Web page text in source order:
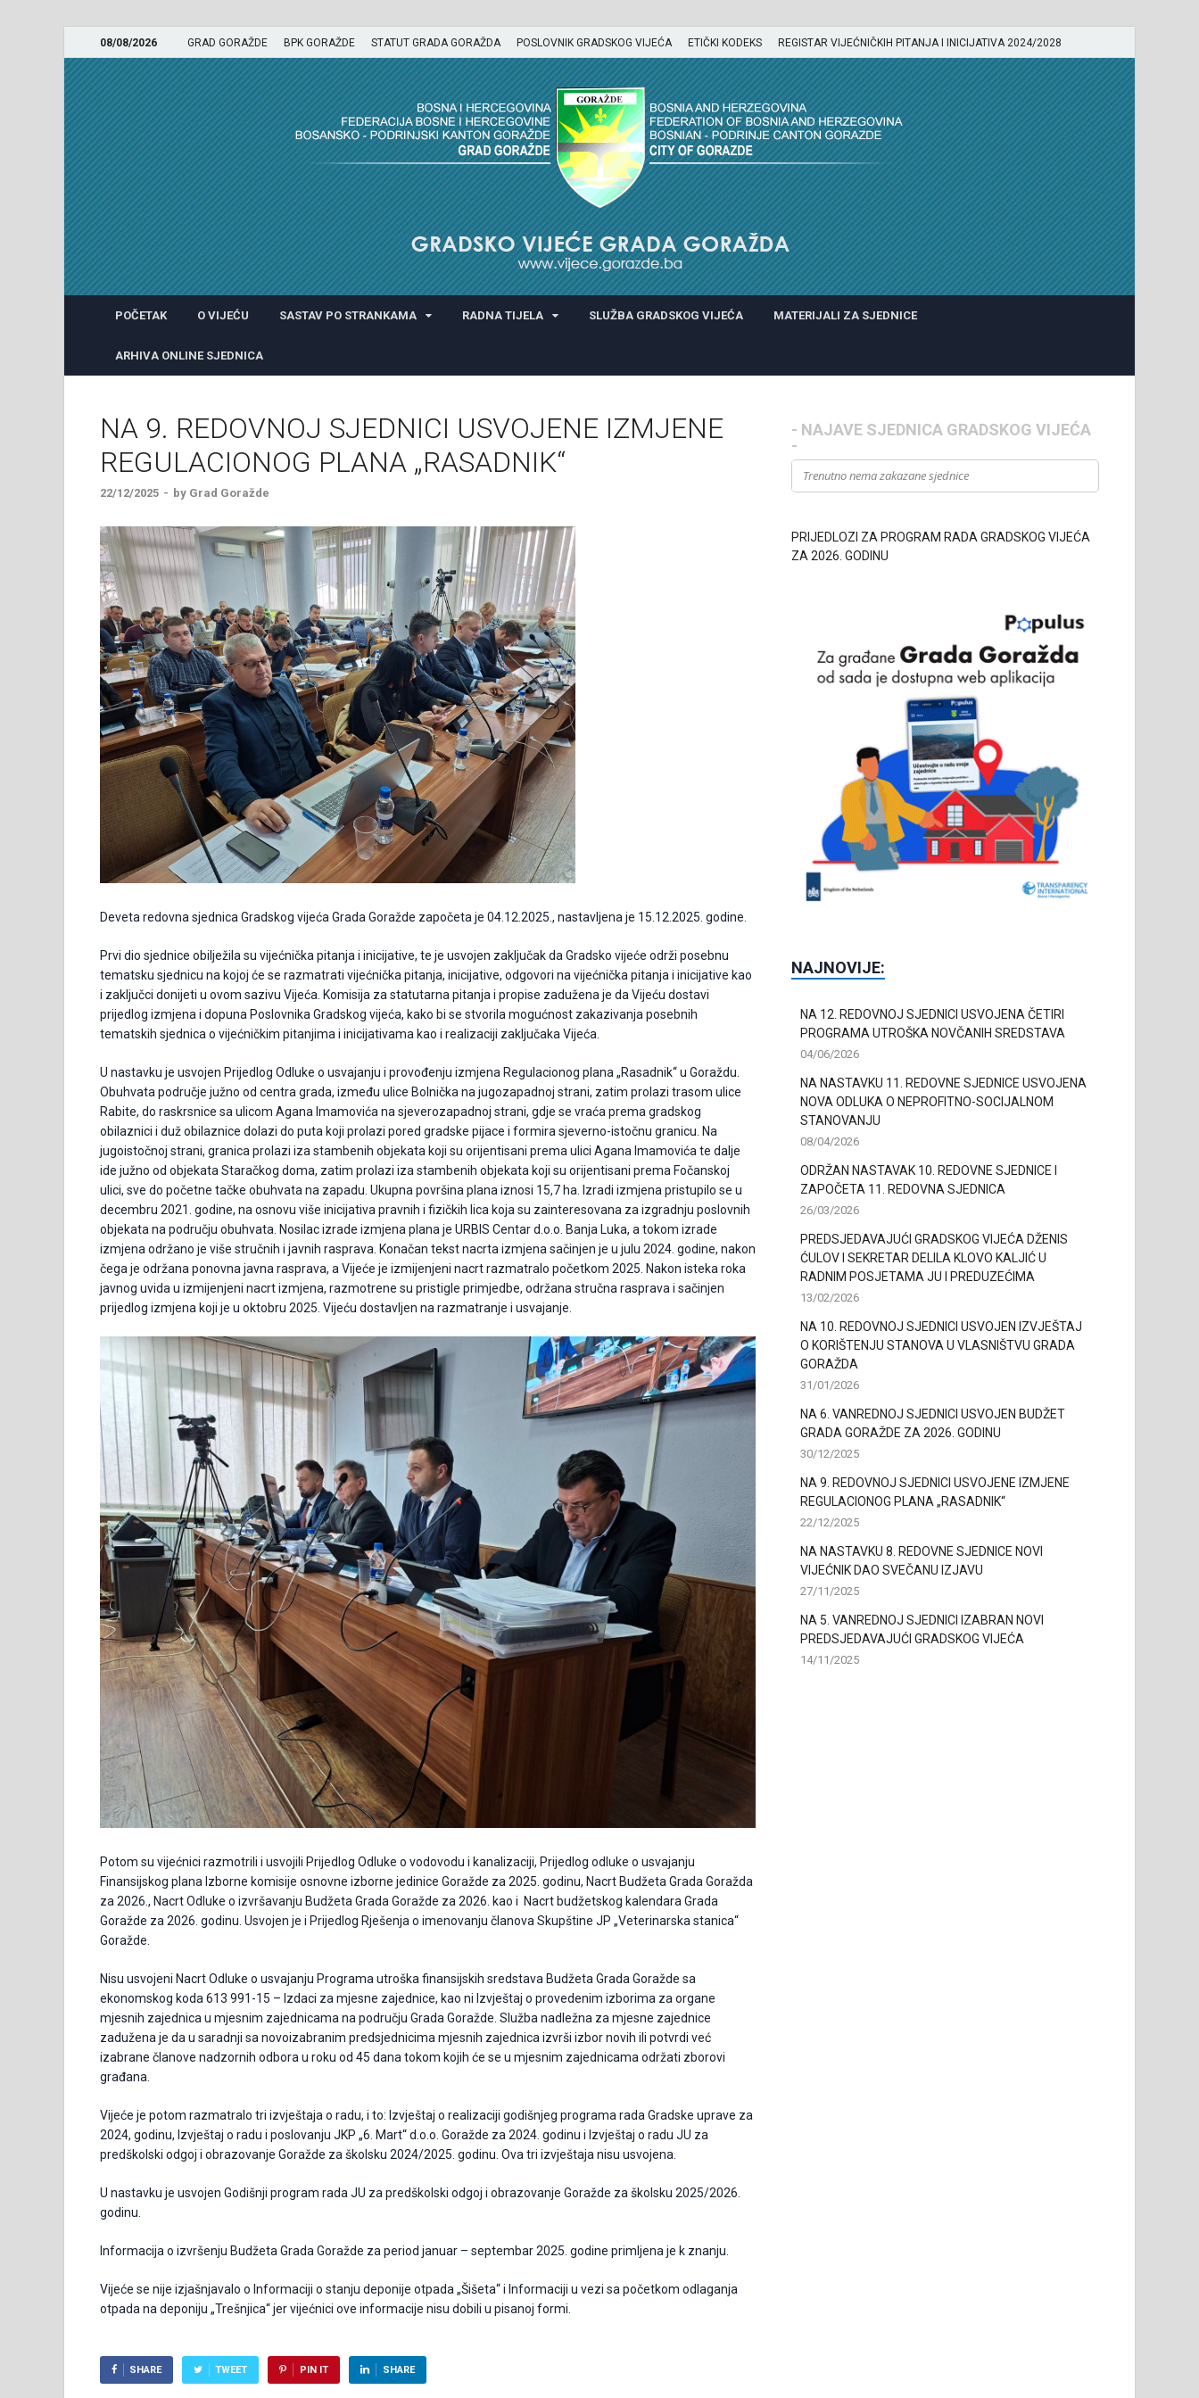
08/08/2026 GRAD GORAŽDE BPK GORAŽDE STATUT GRADA GORAŽDA POSLOVNIK GRADSKOG VIJEĆA ETIČKI KODEKS REGISTAR VIJEĆNIČKIH PITANJA I INICIJATIVA 2024/2028
GRADSKO VIJEĆE GRADA GORAŽDA
POČETAK O VIJEĆU SASTAV PO STRANKAMA RADNA TIJELA SLUŽBA GRADSKOG VIJEĆA MATERIJALI ZA SJEDNICE
ARHIVA ONLINE SJEDNICA
NA 9. REDOVNOJ SJEDNICI USVOJENE IZMJENE
REGULACIONOG PLANA „RASADNIK“
22/12/2025 - by Grad Goražde
Deveta redovna sjednica Gradskog vijeća Grada Goražde započeta je 04.12.2025., nastavljena je 15.12.2025. godine.
Prvi dio sjednice obilježila su vijećnička pitanja i inicijative, te je usvojen zaključak da Gradsko vijeće održi posebnu
tematsku sjednicu na kojoj će se razmatrati vijećnička pitanja, inicijative, odgovori na vijećnička pitanja i inicijative kao
i zaključci donijeti u ovom sazivu Vijeća. Komisija za statutarna pitanja i propise zadužena je da Vijeću dostavi
prijedlog izmjena i dopuna Poslovnika Gradskog vijeća, kako bi se stvorila mogućnost zakazivanja posebnih
tematskih sjednica o vijećničkim pitanjima i inicijativama kao i realizaciji zaključaka Vijeća.
U nastavku je usvojen Prijedlog Odluke o usvajanju i provođenju izmjena Regulacionog plana „Rasadnik“ u Goraždu.
Obuhvata područje južno od centra grada, između ulice Bolnička na jugozapadnoj strani, zatim prolazi trasom ulice
Rabite, do raskrsnice sa ulicom Agana Imamovića na sjeverozapadnoj strani, gdje se vraća prema gradskog
obilaznici i duž obilaznice dolazi do puta koji prolazi pored gradske pijace i formira sjeverno-istočnu granicu. Na
jugoistočnoj strani, granica prolazi iza stambenih objekata koji su orijentisani prema ulici Agana Imamovića te dalje
ide južno od objekata Staračkog doma, zatim prolazi iza stambenih objekata koji su orijentisani prema Fočanskoj
ulici, sve do početne tačke obuhvata na zapadu. Ukupna površina plana iznosi 15,7 ha. Izradi izmjena pristupilo se u
decembru 2021. godine, na osnovu više inicijativa pravnih i fizičkih lica koja su zainteresovana za izgradnju poslovnih
objekata na području obuhvata. Nosilac izrade izmjena plana je URBIS Centar d.o.o. Banja Luka, a tokom izrade
izmjena održano je više stručnih i javnih rasprava. Konačan tekst nacrta izmjena sačinjen je u julu 2024. godine, nakon
čega je održana ponovna javna rasprava, a Vijeće je izmijenjeni nacrt razmatralo početkom 2025. Nakon isteka roka
javnog uvida u izmijenjeni nacrt izmjena, razmotrene su pristigle primjedbe, održana stručna rasprava i sačinjen
prijedlog izmjena koji je u oktobru 2025. Vijeću dostavljen na razmatranje i usvajanje.
Potom su vijećnici razmotrili i usvojili Prijedlog Odluke o vodovodu i kanalizaciji, Prijedlog odluke o usvajanju
Finansijskog plana Izborne komisije osnovne izborne jedinice Goražde za 2025. godinu, Nacrt Budžeta Grada Goražda
za 2026., Nacrt Odluke o izvršavanju Budžeta Grada Goražde za 2026. kao i Nacrt budžetskog kalendara Grada
Goražde za 2026. godinu. Usvojen je i Prijedlog Rješenja o imenovanju članova Skupštine JP „Veterinarska stanica“
Goražde.
Nisu usvojeni Nacrt Odluke o usvajanju Programa utroška finansijskih sredstava Budžeta Grada Goražde sa
ekonomskog koda 613 991-15 – Izdaci za mjesne zajednice, kao ni Izvještaj o provedenim izborima za organe
mjesnih zajednica u mjesnim zajednicama na području Grada Goražde. Služba nadležna za mjesne zajednice
zadužena je da u saradnji sa novoizabranim predsjednicima mjesnih zajednica izvrši izbor novih ili potvrdi već
izabrane članove nadzornih odbora u roku od 45 dana tokom kojih će se u mjesnim zajednicama održati zborovi
građana.
Vijeće je potom razmatralo tri izvještaja o radu, i to: Izvještaj o realizaciji godišnjeg programa rada Gradske uprave za
2024, godinu, Izvještaj o radu i poslovanju JKP „6. Mart“ d.o.o. Goražde za 2024. godinu i Izvještaj o radu JU za
predškolski odgoj i obrazovanje Goražde za školsku 2024/2025. godinu. Ova tri izvještaja nisu usvojena.
U nastavku je usvojen Godišnji program rada JU za predškolski odgoj i obrazovanje Goražde za školsku 2025/2026.
godinu.
Informacija o izvršenju Budžeta Grada Goražde za period januar – septembar 2025. godine primljena je k znanju.
Vijeće se nije izjašnjavalo o Informaciji o stanju deponije otpada „Šišeta“ i Informaciji u vezi sa početkom odlaganja
otpada na deponiju „Trešnjica“ jer vijećnici ove informacije nisu dobili u pisanoj formi.
SHARE TWEET PIN IT SHARE
- NAJAVE SJEDNICA GRADSKOG VIJEĆA
-
Trenutno nema zakazane sjednice
PRIJEDLOZI ZA PROGRAM RADA GRADSKOG VIJEĆA
ZA 2026. GODINU
NAJNOVIJE:
NA 12. REDOVNOJ SJEDNICI USVOJENA ČETIRI
PROGRAMA UTROŠKA NOVČANIH SREDSTAVA
04/06/2026
NA NASTAVKU 11. REDOVNE SJEDNICE USVOJENA
NOVA ODLUKA O NEPROFITNO-SOCIJALNOM
STANOVANJU
08/04/2026
ODRŽAN NASTAVAK 10. REDOVNE SJEDNICE I
ZAPOČETA 11. REDOVNA SJEDNICA
26/03/2026
PREDSJEDAVAJUĆI GRADSKOG VIJEĆA DŽENIS
ĆULOV I SEKRETAR DELILA KLOVO KALJIĆ U
RADNIM POSJETAMA JU I PREDUZEĆIMA
13/02/2026
NA 10. REDOVNOJ SJEDNICI USVOJEN IZVJEŠTAJ
O KORIŠTENJU STANOVA U VLASNIŠTVU GRADA
GORAŽDA
31/01/2026
NA 6. VANREDNOJ SJEDNICI USVOJEN BUDŽET
GRADA GORAŽDE ZA 2026. GODINU
30/12/2025
NA 9. REDOVNOJ SJEDNICI USVOJENE IZMJENE
REGULACIONOG PLANA „RASADNIK“
22/12/2025
NA NASTAVKU 8. REDOVNE SJEDNICE NOVI
VIJEĆNIK DAO SVEČANU IZJAVU
27/11/2025
NA 5. VANREDNOJ SJEDNICI IZABRAN NOVI
PREDSJEDAVAJUĆI GRADSKOG VIJEĆA
14/11/2025